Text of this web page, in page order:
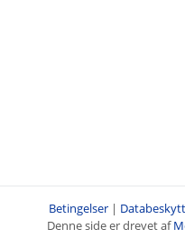
Betingelser |
Denne side er drevet af